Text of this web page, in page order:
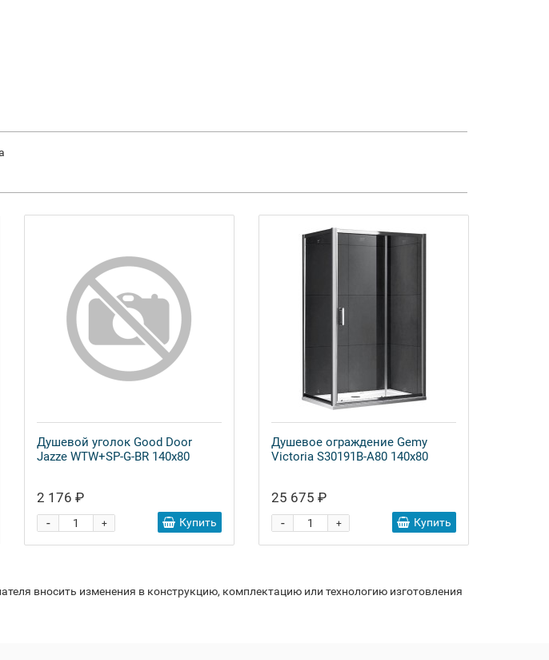
Душевой уголок Good Door
Jazze WTW+SP-G-BR 140x80
2 176 ₽
+
- Купить
Душевое ограждение Gemy
Victoria S30191B-A80 140x80
25 675 ₽
+
- Купить
вносить изменения в конструкцию, комплектацию или технологию изготовления